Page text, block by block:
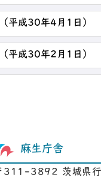
平成30年4月1日）
平成30年2月1日）
麻生庁舎
311-3892 茨城県